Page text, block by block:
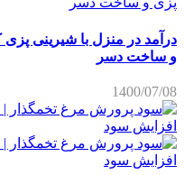
درآمد در منزل با شیرینی
و ساخت دسر
1400/07/08